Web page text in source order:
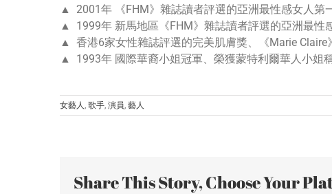
▲ 2001年 《FHM》雜誌讀者評選的亞洲最性感女人第
▲ 1999年 新馬地區《FHM》雜誌讀者評選的亞洲最性
▲ 香港6家女性雜誌評選的完美肌膚獎、《Marie Claire
▲ 1993年 國際華裔小姐冠軍、榮獲蒙特利爾華人小姐
女藝人, 歌手, 演員, 藝人
Share This Story, Choose Your